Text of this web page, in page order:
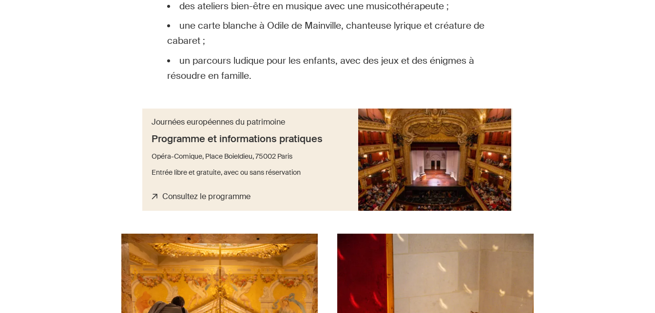
des ateliers bien-être en musique avec une musicothérapeute ;
une carte blanche à Odile de Mainville, chanteuse lyrique et créature de
cabaret ;
un parcours ludique pour les enfants, avec des jeux et des énigmes à
résoudre en famille.
Journées européennes du patrimoine
Programme et informations pratiques
Opéra-Comique, Place Boieldieu, 75002 Paris
Entrée libre et gratuite, avec ou sans réservation
Consultez le programme